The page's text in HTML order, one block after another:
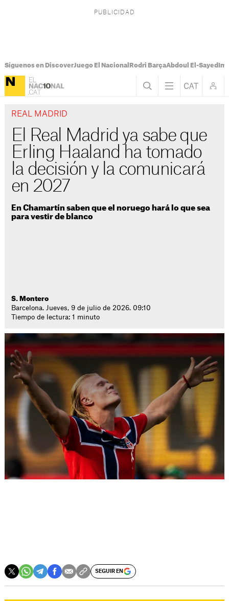
Síguenos en DiscoverJuego El Nacional Rodri BarçaAbdoul El-Sayed
REAL MADRID
El Real Madrid ya sabe que
Erling Haaland ha tomado
la decisión y la comunicará
en 2027
En Chamartín saben que el noruego hará lo que sea
para vestir de blanco
S. Montero
Barcelona. Jueves, 9 de julio de 2026. 09:10
Tiempo de lectura: 1 minuto
SEGUIR EN